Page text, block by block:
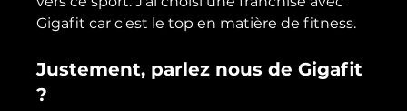
Justement, parlez nous de Gigafit
?